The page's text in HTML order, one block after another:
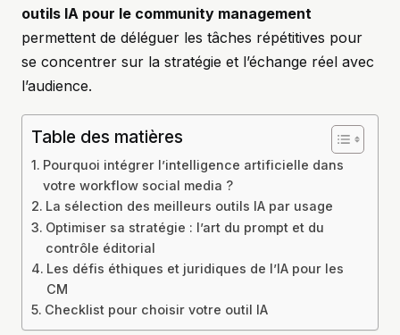
outils IA pour le community management
permettent de déléguer les tâches répétitives pour
se concentrer sur la stratégie et l’échange réel avec
l’audience.
Table des matières
Pourquoi intégrer l’intelligence artificielle dans
votre workflow social media ?
La sélection des meilleurs outils IA par usage
Optimiser sa stratégie : l’art du prompt et du
contrôle éditorial
Les défis éthiques et juridiques de l’IA pour les
CM
Checklist pour choisir votre outil IA